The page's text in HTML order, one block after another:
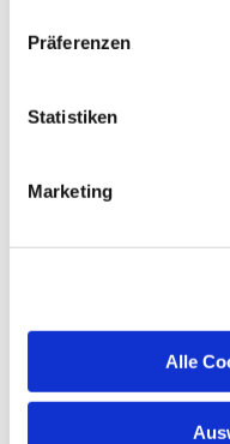
Präferenzen
Statistiken
Marketing
Alle
Fahrradtouren
kostenloses W-LAN (in
Kinder willkommen
Bereiche sind
Familienangebote